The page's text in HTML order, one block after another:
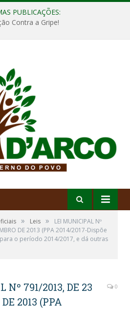
PUBLICAÇÕES:
Contra a Gripe!
» Leis »
LEI MUNICIPAL Nº
DE 2013 (PPA 2014/2017-Dispõe
o período 2014/2017, e dá outras
Nº 791/2013, DE 23
2013 (PPA
0